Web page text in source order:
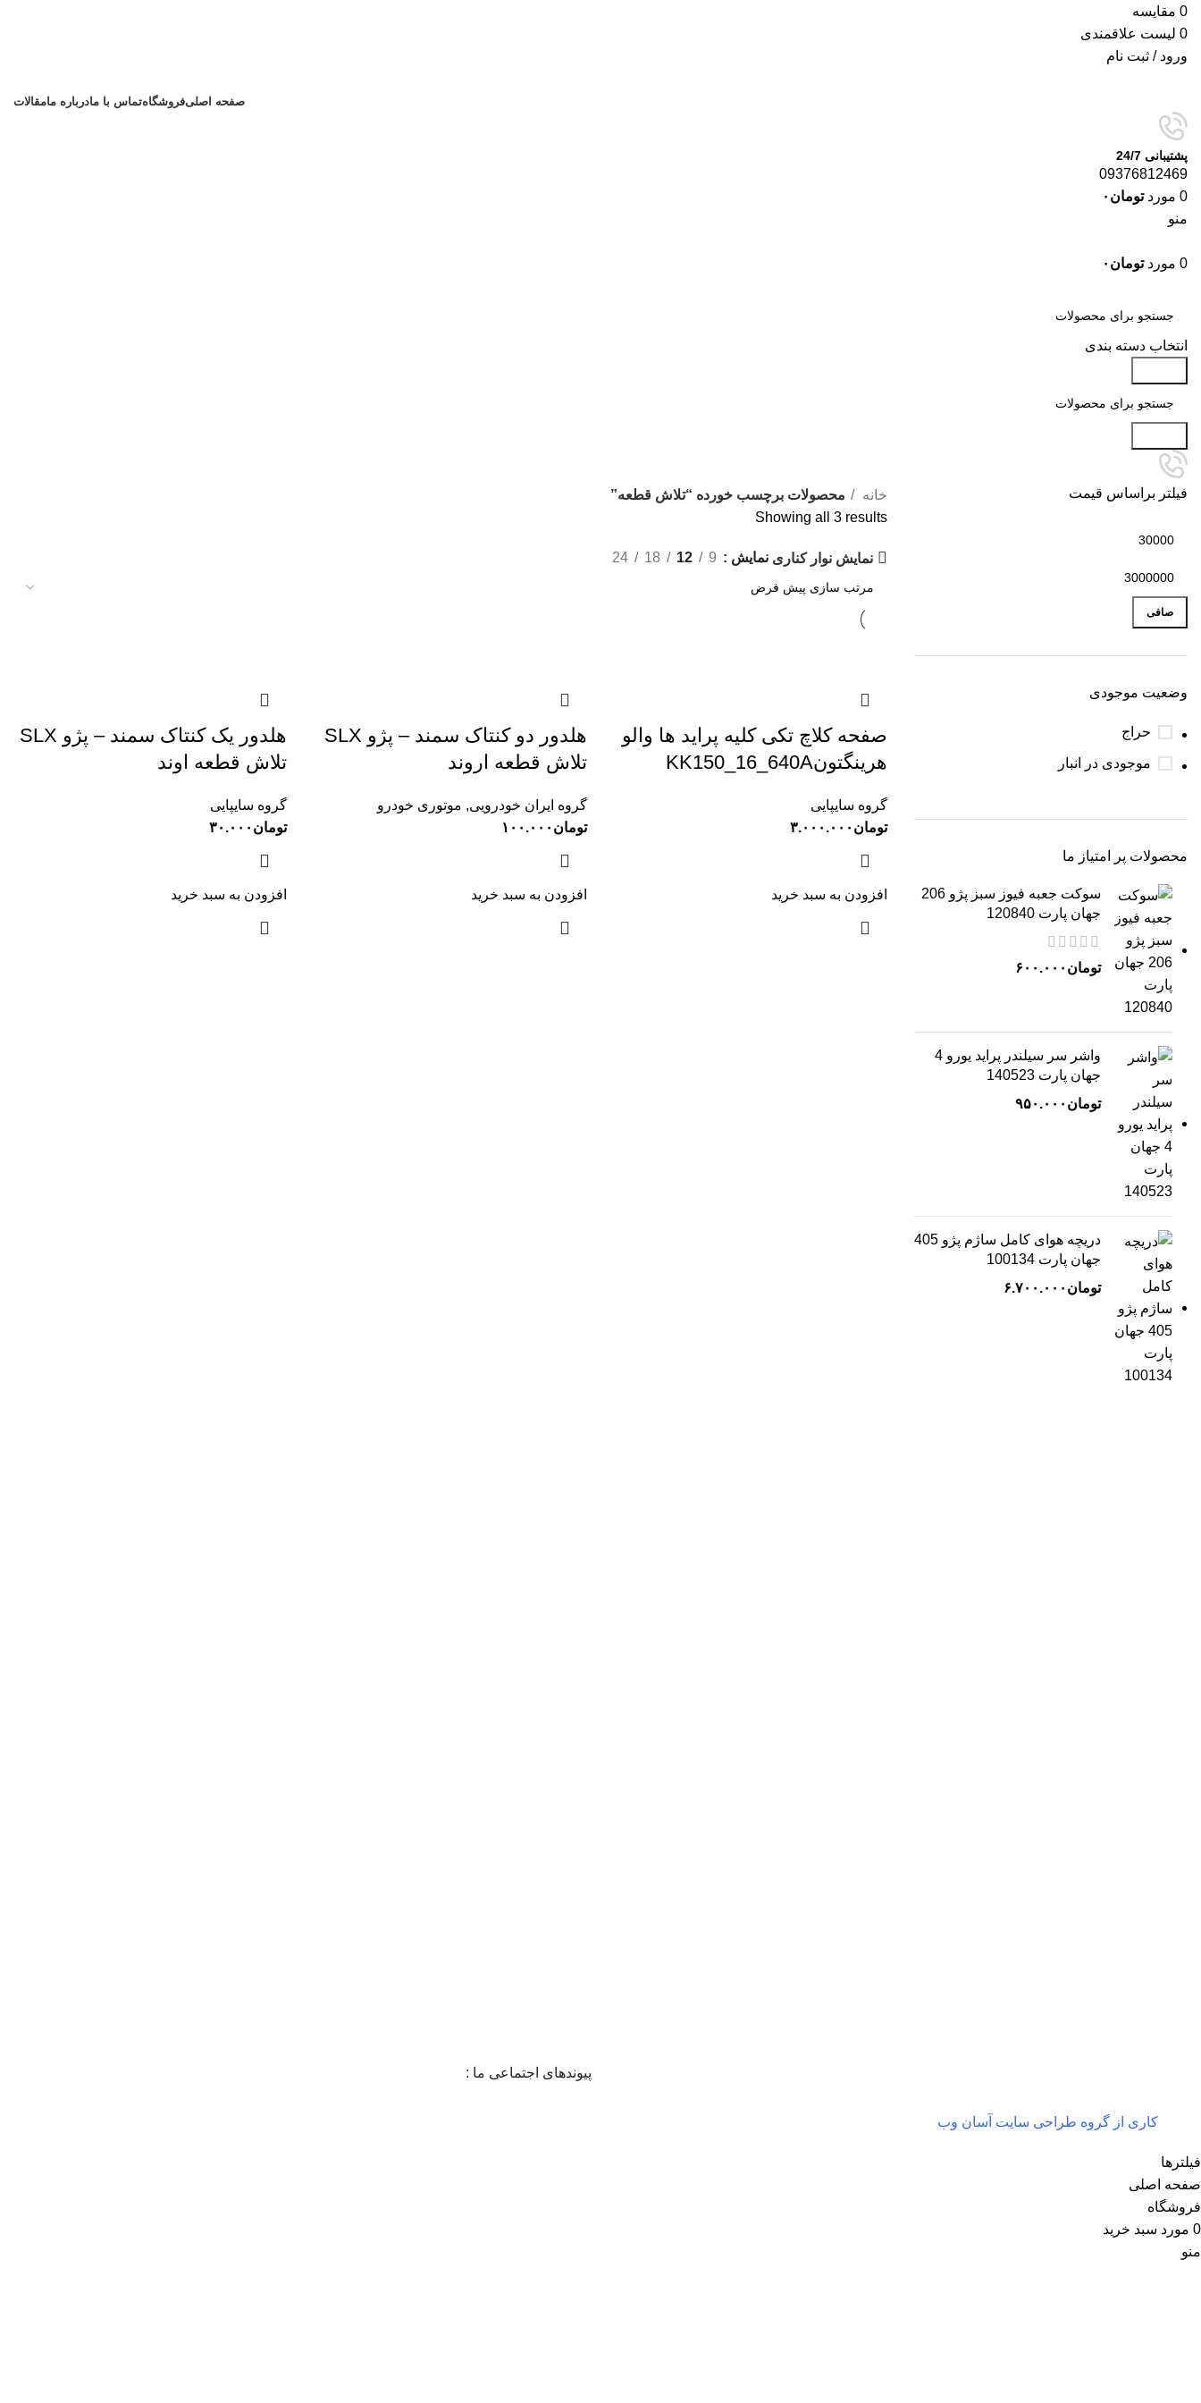
0 مقایسه
0 لیست علاقمندی
ورود / ثبت نام
صفحه اصلیفروشگاهتماس با مادرباره مامقالات
پشتیبانی 24/7
09376812469
0 مورد تومان ۰
منو
0 مورد تومان ۰
انتخاب دسته بندی
فیلتر براساس قیمت
صافی
وضعیت موجودی
حراج
موجودی در انبار
محصولات پر امتیاز ما
سوکت جعبه فیوز سبز پژو 206
جهان پارت 120840
تومان ۶۰۰.۰۰۰
واشر سر سیلندر پراید یورو 4
جهان پارت 140523
تومان ۹۵۰.۰۰۰
دریچه هوای کامل ساژم پژو 405
جهان پارت 100134
تومان ۶.۷۰۰.۰۰۰
خانه
محصولات برچسب خورده “تلاش قطعه”
Showing all 3 results
نمایش نوار کناری نمایش 9
12
18
24
صفحه کلاچ تکی کلیه پراید ها والو
هرینگتونKK150_16_640A
گروه سایپایی
تومان ۳.۰۰۰.۰۰۰
افزودن به سبد خرید
هلدور دو کنتاک سمند – پژو SLX
تلاش قطعه اروند
گروه ایران خودرویی, موتوری خودرو
تومان ۱۰۰.۰۰۰
افزودن به سبد خرید
هلدور یک کنتاک سمند – پژو SLX
تلاش قطعه اوند
گروه سایپایی
تومان ۳۰.۰۰۰
افزودن به سبد خرید
کاری از گروه طراحی سایت آسان وب
پیوندهای اجتماعی ما :
فیلترها
صفحه اصلی
فروشگاه
0 مورد سبد خرید
منو